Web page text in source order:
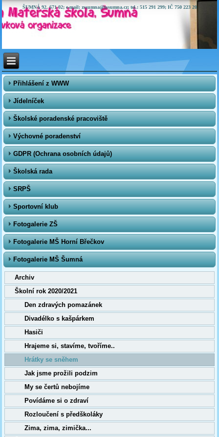
ŠUMNÁ 92, 671 02; e-mail: zssumna@zssumna.cz; tel.: 515 291 299; IČ 750 223 20
Přihlášení z WWW
Jídelníček
Školské poradenské pracoviště
Výchovné poradenství
GDPR (Ochrana osobních údajů)
Školská rada
SRPŠ
Sportovní klub
Fotogalerie ZŠ
Fotogalerie MŠ Horní Břečkov
Fotogalerie MŠ Šumná
Archiv
Školní rok 2020/2021
Den zdravých pomazánek
Divadélko s kašpárkem
Hasiči
Hrajeme si, stavíme, tvoříme..
Hrátky se sněhem
Jak jsme prožili podzim
My se čertů nebojíme
Povídáme si o zdraví
Rozloučení s předškoláky
Zima, zima, zimička...